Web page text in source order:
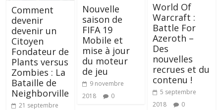
Comment
devenir
devenir un
Citoyen
Fondateur de
Plants versus
Zombies : La
Bataille de
Neighborville
21 septembre
Nouvelle
saison de
FIFA 19
Mobile et
mise à jour
du moteur
de jeu
9 novembre
2018
0
World Of
Warcraft :
Battle For
Azeroth –
Des
nouvelles
recrues et du
contenu !
5 septembre
2018
0